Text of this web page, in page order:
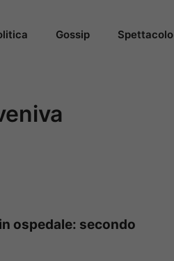
Gossip Spettacolo
ospedale: secondo